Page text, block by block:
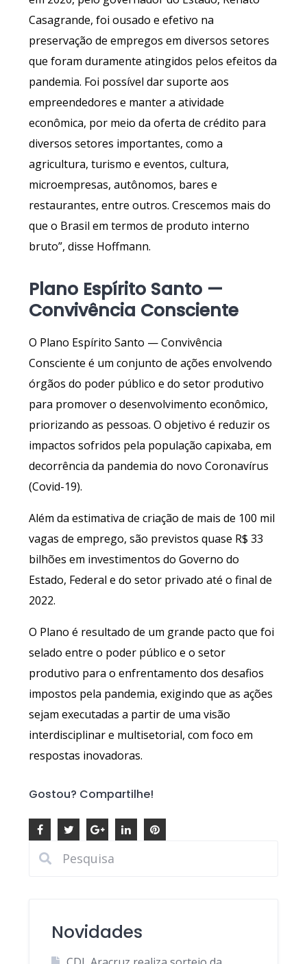
Casagrande, foi ousado e efetivo na
preservação de empregos em diversos setores
que foram duramente atingidos pelos efeitos da
pandemia. Foi possível dar suporte aos
empreendedores e manter a atividade
econômica, por meio da oferta de crédito para
diversos setores importantes, como a
agricultura, turismo e eventos, cultura,
microempresas, autônomos, bares e
restaurantes, entre outros. Crescemos mais do
que o Brasil em termos de produto interno
bruto”, disse Hoffmann.
Plano Espírito Santo —
Convivência Consciente
O Plano Espírito Santo — Convivência
Consciente é um conjunto de ações envolvendo
órgãos do poder público e do setor produtivo
para promover o desenvolvimento econômico,
priorizando as pessoas. O objetivo é reduzir os
impactos sofridos pela população capixaba, em
decorrência da pandemia do novo Coronavírus
(Covid-19).
Além da estimativa de criação de mais de 100 mil
vagas de emprego, são previstos quase R$ 33
bilhões em investimentos do Governo do
Estado, Federal e do setor privado até o final de
2022.
O Plano é resultado de um grande pacto que foi
selado entre o poder público e o setor
produtivo para o enfrentamento dos desafios
impostos pela pandemia, exigindo que as ações
sejam executadas a partir de uma visão
interdisciplinar e multisetorial, com foco em
respostas inovadoras.
Gostou? Compartilhe!
Novidades